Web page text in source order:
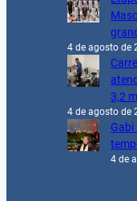
4 de agosto de
3,2
4 de agosto de
Gabi
4 de